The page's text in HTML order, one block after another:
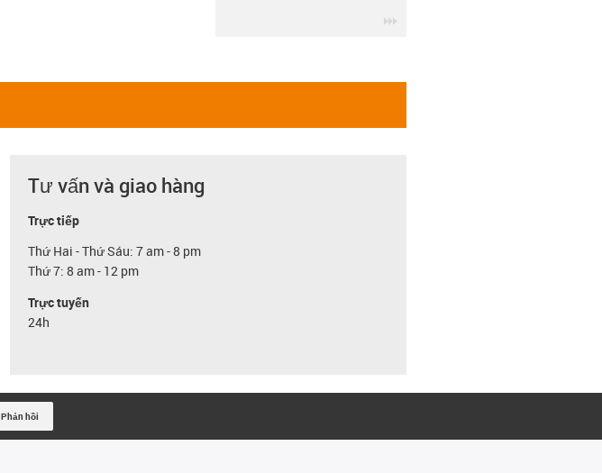
Tư vấn và giao hàng
Trực tiếp
Thứ Hai - Thứ Sáu: 7 am - 8 pm
Thứ 7: 8 am - 12 pm
Trực tuyến
24h
Phản hồi